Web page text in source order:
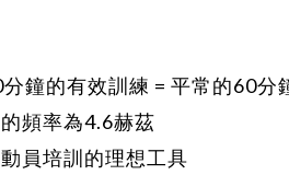
鐘的有效訓練 = 平常的60分
頻率為4.6赫茲
員培訓的理想工具